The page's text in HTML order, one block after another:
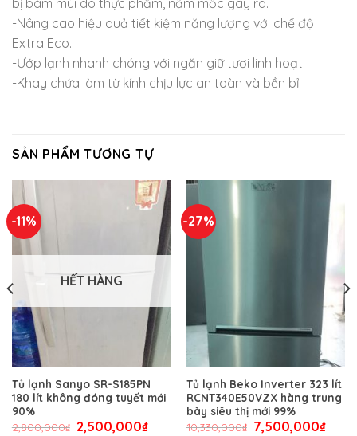
-Nâng cao hiệu quả tiết kiệm năng lượng với chế độ
Extra Eco.
-Ướp lạnh nhanh chóng với ngăn giữ tươi linh hoạt.
-Khay chứa làm từ kính chịu lực an toàn và bền bỉ.
SẢN PHẨM TƯƠNG TỰ
-11%
HẾT HÀNG
Tủ lạnh Sanyo SR-S185PN
180 lít không đóng tuyết mới
90%
2,800,000₫ 2,500,000₫
-27%
Tủ lạnh Beko Inverter 323 lít
RCNT340E50VZX hàng trung
bày siêu thị mới 99%
10,330,000₫ 7,500,000₫